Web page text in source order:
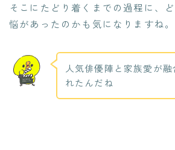
そこにたどり着くまでの過程に、
悩があったのかも気になりますね。
人気俳優陣と家族愛が
れたんだね